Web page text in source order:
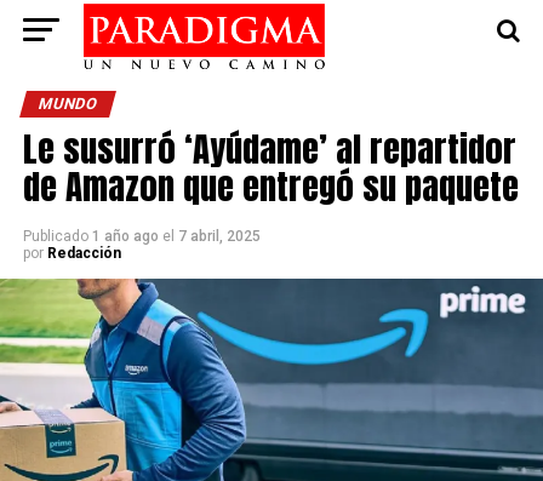
MUNDO
Le susurró ‘Ayúdame’ al repartidor
de Amazon que entregó su paquete
Publicado 1 año ago el 7 abril, 2025
por Redacción